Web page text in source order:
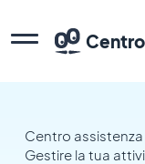
Centro assistenza
Gestire la tua